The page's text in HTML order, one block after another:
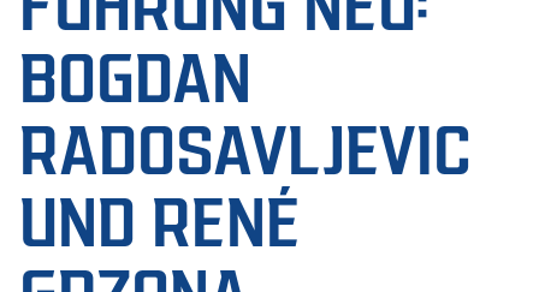
BOGDAN
RADOSAVLJEVIC
UND RENÉ